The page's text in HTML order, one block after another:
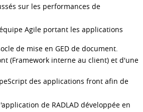
sur les performances de
Agile portant les applications
de mise en GED de document.
(Framework interne au client) et d'une
des applications front afin de
de RADLAD développée en